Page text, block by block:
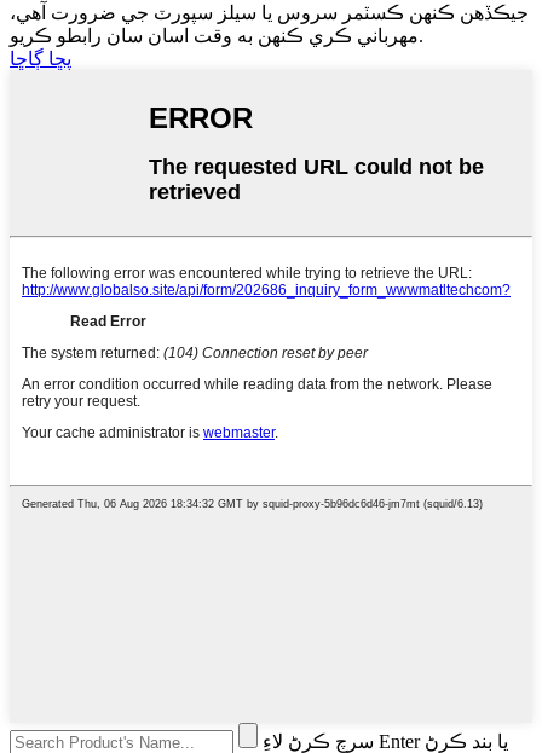
جيڪڏھن ڪنھن ڪسٽمر سروس يا سيلز سپورٽ جي ضرورت آھي،
مھرباني ڪري ڪنھن به وقت اسان سان رابطو ڪريو.
پڇا ڳاڇا
سرچ ڪرڻ لاءِ Enter يا بند ڪرڻ